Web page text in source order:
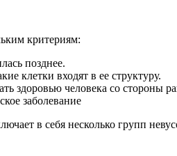
критериям:
позднее.
клетки входят в ее структуру.
здоровью человека со стороны
заболевание
в себя несколько групп